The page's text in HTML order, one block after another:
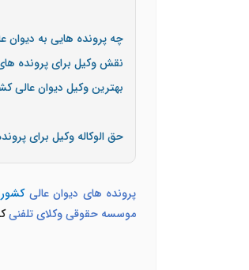
چه پرونده هایی به دیوان
نقش وکیل برای پرونده
بهترین وکیل دیوان عالی
حق الوکاله وکیل برای
پرونده های دیوان عالی کشور
موسسه حقوقی وکلای تلفنی